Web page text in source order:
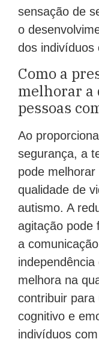
sensação de
o
dos indivíduos
Como a
melhorar a
pessoas
Ao
segurança, a
pode
qualidade de
autismo. A
agitação pode
a
melhora na
contribuir para
cognitivo e
indivíduos